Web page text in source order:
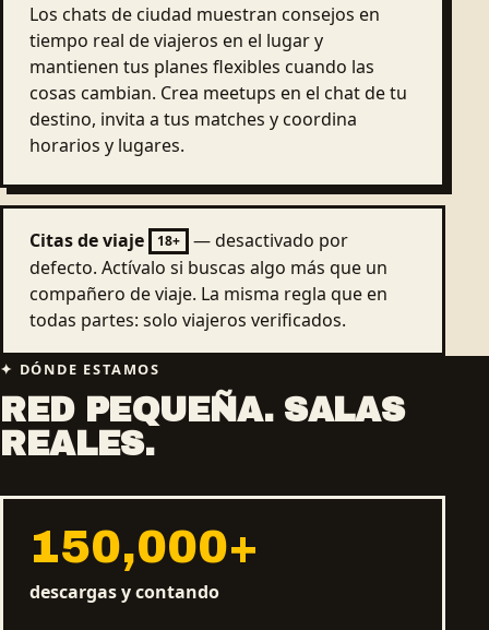
Los chats de ciudad muestran consejos en
tiempo real de viajeros en el lugar y
mantienen tus planes flexibles cuando las
cosas cambian. Crea meetups en el chat de tu
destino, invita a tus matches y coordina
horarios y lugares.
Citas de viaje 18+
— desactivado por
defecto. Actívalo si buscas algo más que un
compañero de viaje. La misma regla que en
todas partes: solo viajeros verificados.
DÓNDE ESTAMOS
RED PEQUEÑA. SALAS
REALES.
150,000+
descargas y contando